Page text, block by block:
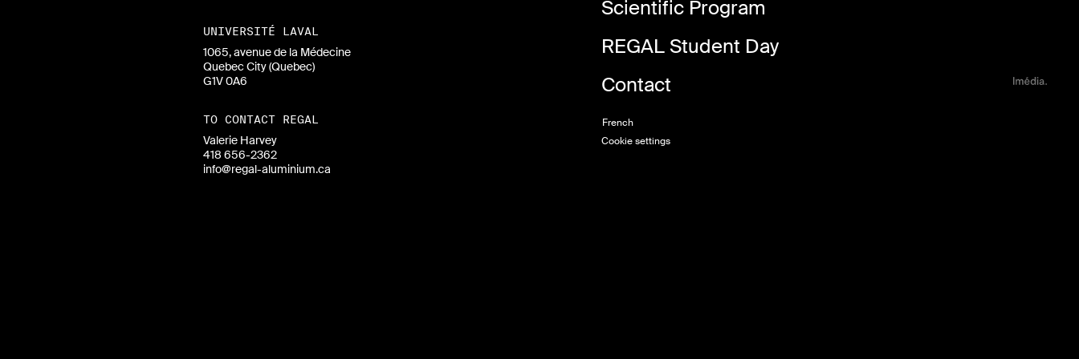
UNIVERSITÉ LAVAL
1065, avenue de la Médecine
Quebec City (Quebec)
G1V 0A6
TO CONTACT REGAL
Valerie Harvey
418 656-2362
info@regal-aluminium.ca
Scientific Program
REGAL Student Day
Contact
French
Cookie settings